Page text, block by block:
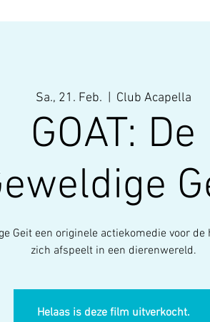
Sa., 21. Feb.
  |
Club Acapella
GOAT: De
Geit een originele actiekomedie voor
zich afspeelt in een dierenwereld.
Helaas is deze film uitverkocht.